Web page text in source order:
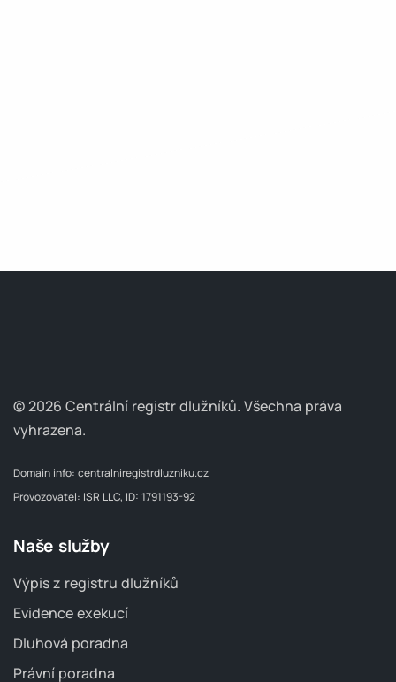
© 2026 Centrální registr dlužníků. Všechna práva
vyhrazena.
Domain info: centralniregistrdluzniku.cz
Provozovatel: ISR LLC, ID: 1791193-92
Naše služby
Výpis z registru dlužníků
Evidence exekucí
Dluhová poradna
Právní poradna